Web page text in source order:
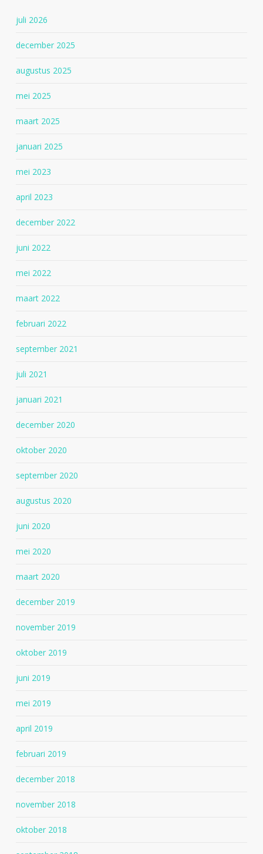
juli 2026
december 2025
augustus 2025
mei 2025
maart 2025
januari 2025
mei 2023
april 2023
december 2022
juni 2022
mei 2022
maart 2022
februari 2022
september 2021
juli 2021
januari 2021
december 2020
oktober 2020
september 2020
augustus 2020
juni 2020
mei 2020
maart 2020
december 2019
november 2019
oktober 2019
juni 2019
mei 2019
april 2019
februari 2019
december 2018
november 2018
oktober 2018